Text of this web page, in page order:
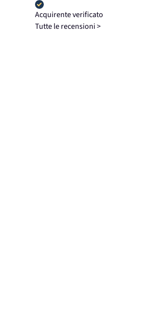
Acquirente verificato
Tutte le recensioni >